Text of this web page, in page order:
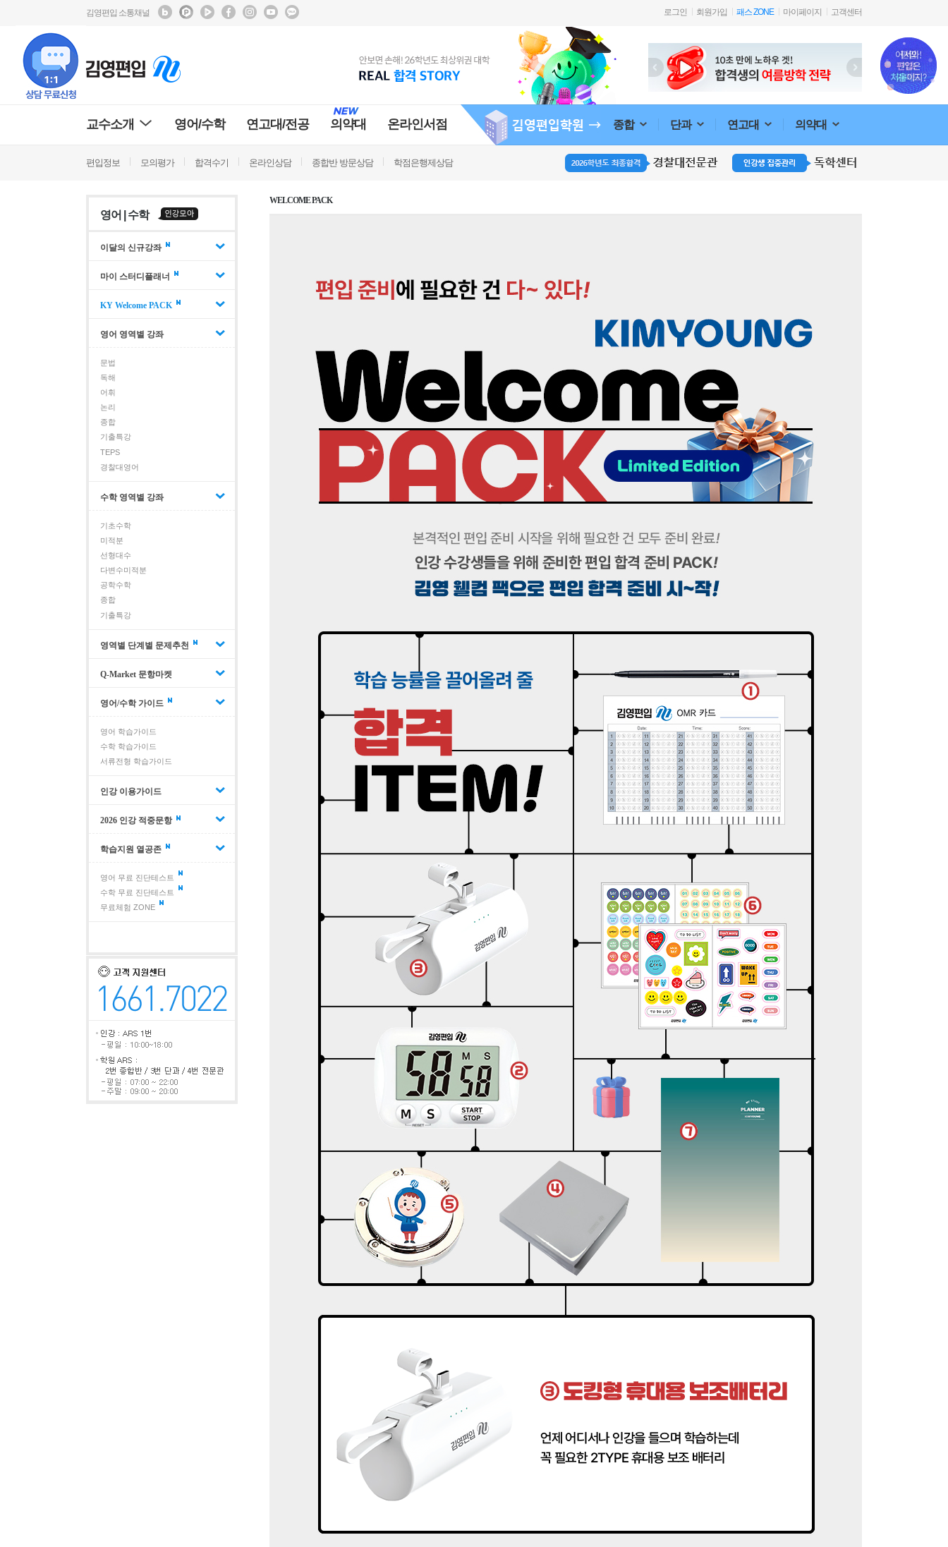
김영편입 소통채널 로그인 회원가입 패스 ZONE 마이페이지 고객센터
교수소개 영어/수학 연고대/전공 의약대 온라인서점 종합 단과 연고대 의약대
편입정보 모의평가 합격수기 온라인상담 종합반 방문상담 학점은행제상담
영어 | 수학
이달의 신규강좌
마이 스터디플래너
KY Welcome PACK
영어 영역별 강좌
문법
독해
어휘
논리
종합
기출특강
TEPS
경찰대영어
수학 영역별 강좌
기초수학
미적분
선형대수
다변수미적분
공학수학
종합
기출특강
영역별 단계별 문제추천
Q-Market 문항마켓
영어/수학 가이드
영어 학습가이드
수학 학습가이드
서류전형 학습가이드
인강 이용가이드
2026 인강 적중문항
학습지원 열공존
영어 무료 진단테스트
수학 무료 진단테스트
무료체험 ZONE
WELCOME PACK